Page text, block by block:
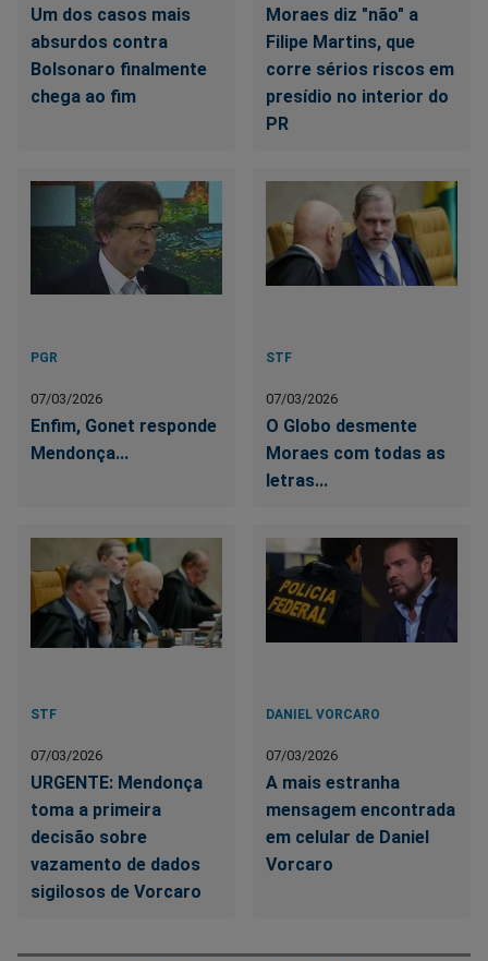
Um dos casos mais
absurdos contra
Bolsonaro finalmente
chega ao fim
Moraes diz "não" a
Filipe Martins, que
corre sérios riscos em
presídio no interior do
PR
PGR
07/03/2026
Enfim, Gonet responde
Mendonça...
STF
07/03/2026
O Globo desmente
Moraes com todas as
letras...
STF
07/03/2026
URGENTE: Mendonça
toma a primeira
decisão sobre
vazamento de dados
sigilosos de Vorcaro
DANIEL VORCARO
07/03/2026
A mais estranha
mensagem encontrada
em celular de Daniel
Vorcaro